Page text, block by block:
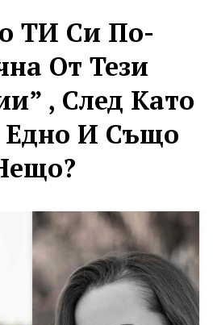
ТИ Си По-
От Тези
, След Като
Едно И Също